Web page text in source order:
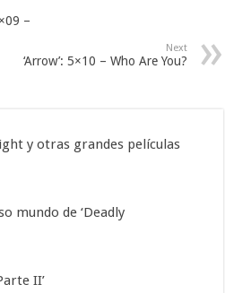
–
Next
‘Arrow’: 5×10 – Who Are You?
y otras grandes películas
mundo de ‘Deadly
II’